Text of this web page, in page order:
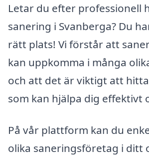
Letar du efter professionell
sanering i Svanberga? Du
rätt plats! Vi förstår att
kan uppkomma i många
och att det är viktigt att
som kan hjälpa dig effektivt
På vår plattform kan du
olika saneringsföretag i ditt